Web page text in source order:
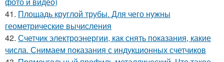
41. Площадь круглой трубы. Для чего нужны
геометрические вычисления
42. Счетчик электроэнергии, как снять показания, какие
числа. Снимаем показания с индукционных счетчиков